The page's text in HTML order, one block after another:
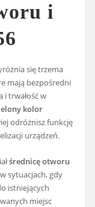
i
się trzema
mają bezpośredni
i trwałość w
kolor
odróżnisz funkcję
urządzeń.
średnicę otworu
sytuacjach, gdy
istniejących
miejsc